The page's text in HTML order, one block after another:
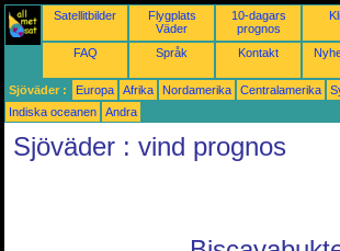
Satellitbilder
Flygplats
Väder
10-dagars
prognos
FAQ Språk Kontakt
Sjöväder : Europa Afrika Nordamerika Centralamerika
Indiska oceanen
Andra
Sjöväder : vind prognos